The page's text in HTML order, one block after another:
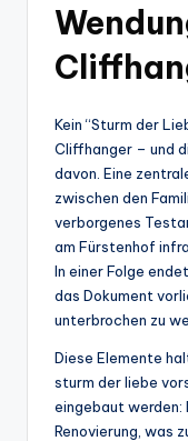
Kein “Sturm der
Cliffhanger – und
davon. Eine
zwischen den
verborgenes
am Fürstenhof
In einer Folge
das Dokument
unterbrochen zu
Diese Elemente
sturm der liebe
eingebaut werden:
Renovierung, was